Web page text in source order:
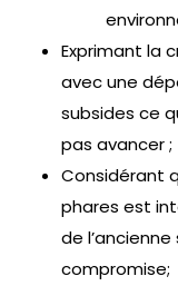
Exprimant la
avec une
subsides ce
pas avancer ;
Considérant
phares est
de
compromise;